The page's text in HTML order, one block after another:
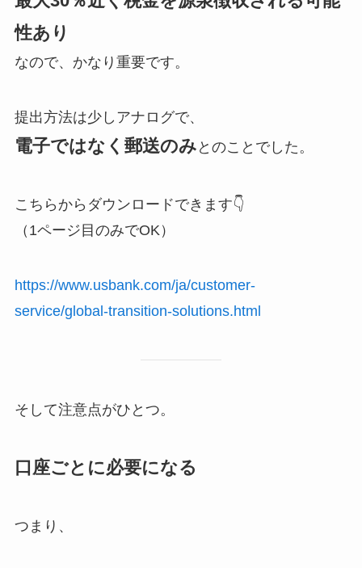
性あり
なので、かなり重要です。
提出方法は少しアナログで、
電子ではなく郵送のみ とのことでした。
こちらからダウンロードできます👇
（1ページ目のみでOK）
https://www.usbank.com/ja/customer-
service/global-transition-solutions.html
そして注意点がひとつ。
口座ごとに必要になる
つまり、